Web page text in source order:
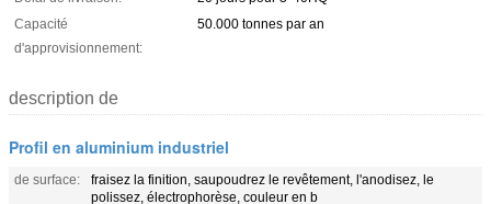
Capacité
d'approvisionnement:
50.000 tonnes par an
description de
Profil en aluminium industriel
de surface:
fraisez la finition, saupoudrez le revêtement, l'anodisez, le
polissez, électrophorèse, couleur en b